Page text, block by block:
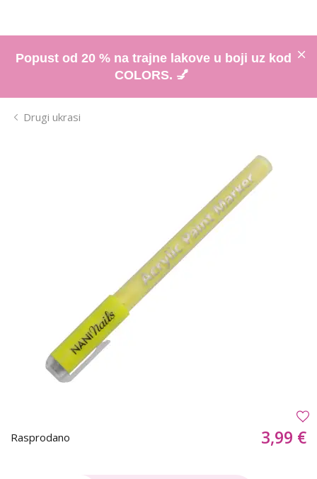
Popust od 20 % na trajne lakove u boji uz kod
COLORS. 💅
Drugi ukrasi
Rasprodano 3,99 €